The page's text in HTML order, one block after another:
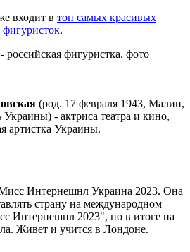
входит в топ самых красивых
фигуристок.
(род. 17 февраля 1943, Малин,
- актриса театра и кино,
артистка Украины.
Интернешнл Украина 2023. Она
страну на международном
Интернешнл 2023", но в итоге на
Живет и учится в Лондоне.